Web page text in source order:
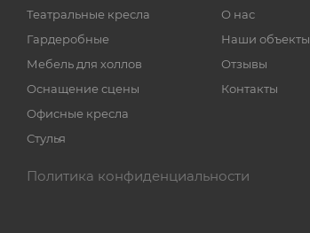
Театральные кресла
Гардеробные
Мебель для холлов
Оснащение сцены
Офисные кресла
Стулья
О нас
Наши объекты
Отзывы
Контакты
Политика конфиденциальности